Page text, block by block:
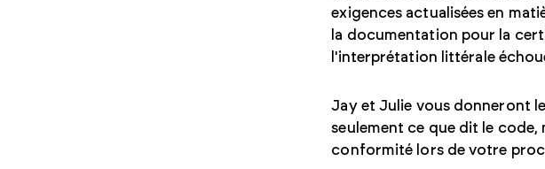
exigences actualisées en
la documentation pour la
l'interprétation littérale
Jay et Julie vous donneront
seulement ce que dit le code,
conformité lors de votre